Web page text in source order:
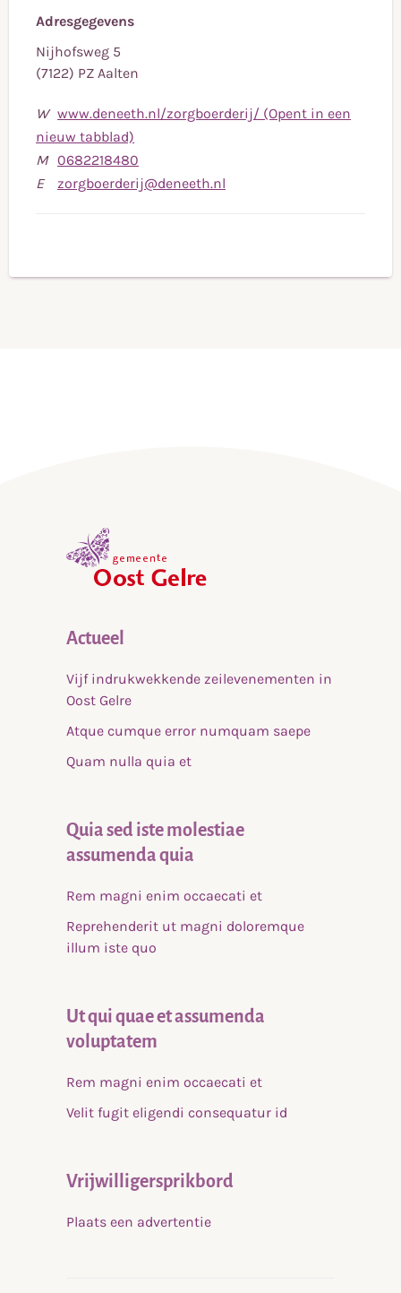
Adresgegevens
Nijhofsweg 5
(7122) PZ Aalten
W www.deneeth.nl/zorgboerderij/ (Opent in een
nieuw tabblad)
M 0682218480
naar
E zorgboerderij@deneeth.nl
naar
Actueel
Vijf indrukwekkende zeilevenementen in
Oost Gelre
Atque cumque error numquam saepe
Quam nulla quia et
Quia sed iste molestiae
assumenda quia
Rem magni enim occaecati et
Reprehenderit ut magni doloremque
illum iste quo
Ut qui quae et assumenda
voluptatem
Rem magni enim occaecati et
Velit fugit eligendi consequatur id
Vrijwilligersprikbord
Plaats een advertentie